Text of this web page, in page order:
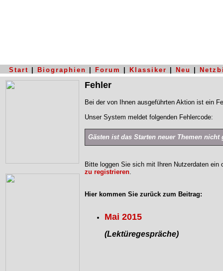
Start Biographien Forum Klassiker Neu
Fehler
Bei der von Ihnen ausgeführten Aktion ist ein
Unser System meldet folgenden Fehlercode:
Gästen ist das Starten neuer Themen nicht
Bitte loggen Sie sich mit Ihren Nutzerdaten
zu registrieren.
Hier kommen Sie zurück zum Beitrag:
Mai 2015
(Lektüregespräche)